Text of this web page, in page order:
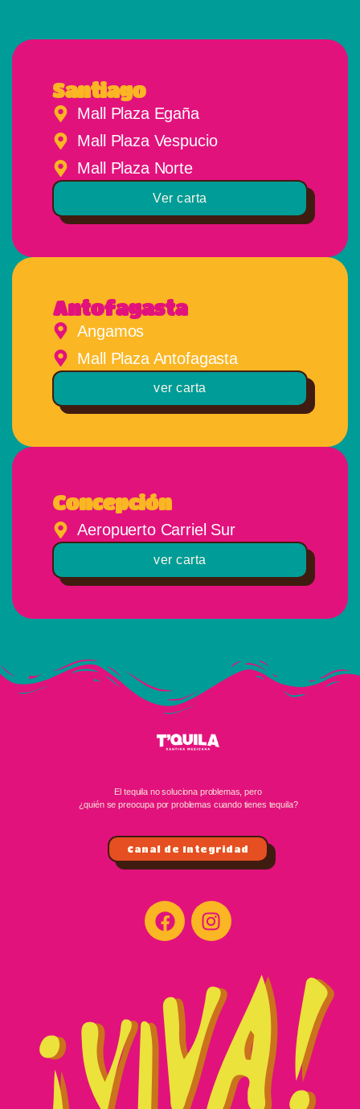
Santiago
Mall Plaza Egaña
Mall Plaza Vespucio
Mall Plaza Norte
Ver carta
Antofagasta
Angamos
Mall Plaza Antofagasta
ver carta
Concepción
Aeropuerto Carriel Sur
ver carta
El tequila no soluciona problemas, pero
¿quién se preocupa por problemas cuando tienes tequila?
Canal de Integridad